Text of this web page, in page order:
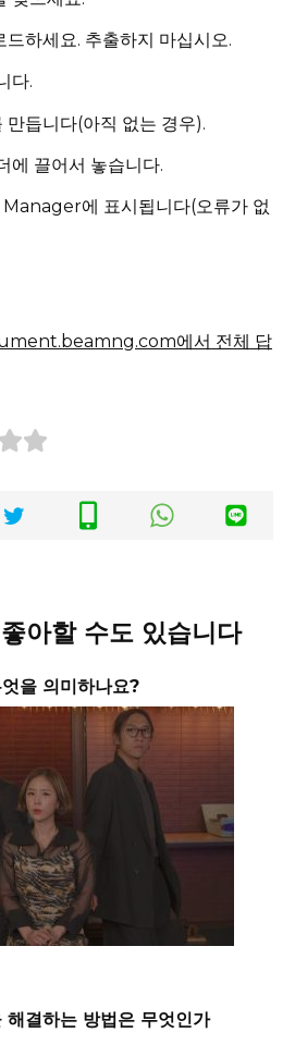
드하세요. 추출하지 마십시오.
다.
듭니다(아직 없는 경우).
에 끌어서 놓습니다.
에 표시됩니다(오류가 없
에서 전체 답
아할 수도 있습니다
을 의미하나요?
해결하는 방법은 무엇인가